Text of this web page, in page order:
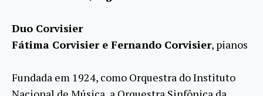
Duo Corvisier
Fátima Corvisier e Fernando Corvisier, pianos
Fundada em 1924, como Orquestra do Instituto